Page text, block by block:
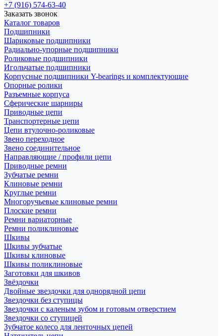
+7 (916) 574-63-40
Заказать звонок
Каталог товаров
Подшипники
Шариковые подшипники
Радиально-упорные подшипники
Роликовые подшипники
Игольчатые подшипники
Корпусные подшипники Y-bearings и комплектующие
Опорные ролики
Разъемные корпуса
Сферические шарниры
Приводные цепи
Транспортерные цепи
Цепи втулочно-роликовые
Звено переходное
Звено соединительное
Направляющие / профили цепи
Приводные ремни
Зубчатые ремни
Клиновые ремни
Круглые ремни
Многоручьевые клиновые ремни
Плоские ремни
Ремни вариаторные
Ремни поликлиновые
Шкивы
Шкивы зубчатые
Шкивы клиновые
Шкивы поликлиновые
Заготовки для шкивов
Звёздочки
Двойные звездочки для однорядной цепи
Звездочки без ступицы
Звездочки с каленым зубом и готовым отверстием
Звездочки со ступицей
Зубчатое колесо для ленточных цепей